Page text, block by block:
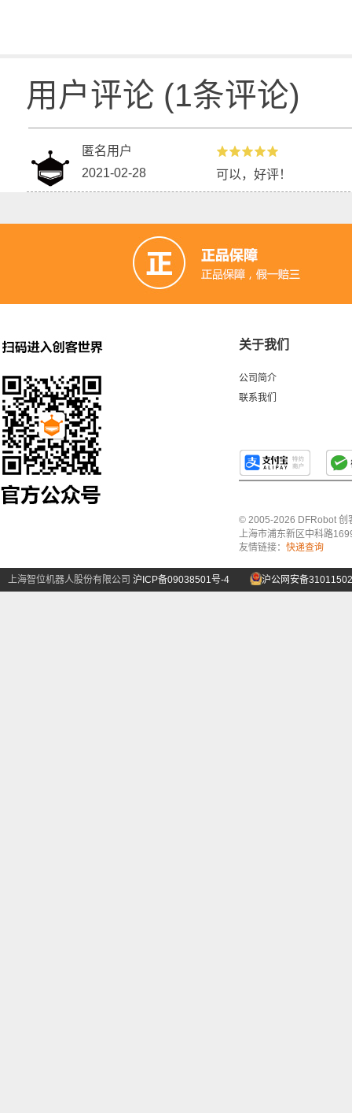
用户评论 (1条评论)
匿名用户
2021-02-28
可以，好评！
关于我们
公司简介
联系我们
© 2005-2026 DFRobot 创
上海市浦东新区中科路
友情链接： 快递查询
上海智位机器人股份有限公司 沪ICP备09038501号-4 沪公网安备